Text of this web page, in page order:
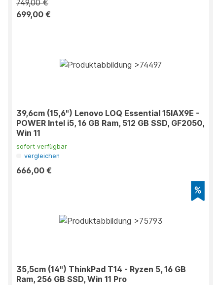
749,00 €
699,00 €
39,6cm (15,6") Lenovo LOQ Essential 15IAX9E -
POWER Intel i5, 16 GB Ram, 512 GB SSD, GF2050,
Win 11
sofort verfügbar
vergleichen
666,00 €
35,5cm (14") ThinkPad T14 - Ryzen 5, 16 GB
Ram, 256 GB SSD, Win 11 Pro